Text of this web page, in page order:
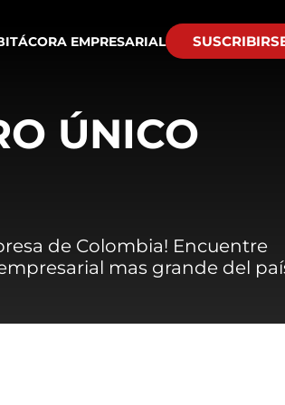
EMPRESARIAL
ÚNICO
de Colombia! Encuentre
mas grande del